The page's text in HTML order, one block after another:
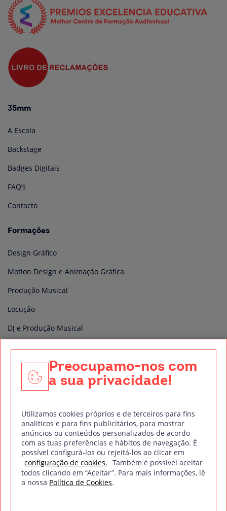
35mm
A Escola
Backstage
Badges Digitais
FAQ’s
Contacto
Formações
Design Gráfico
Motion Design e Animação Gráfica
Produção Musical
Locução
DJ e Produção Musical
Produção Audiovisual
Técnico de Som
Fotografia Digital
Sonorização de Espetáculos e Eventos
Pós-produção de Áudio e Som ao Vivo
Política de privacidade Política de cookies
Preocupamo-nos com
a sua privacidade!
Utilizamos cookies próprios e de terceiros para fins
analíticos e para fins publicitários, para mostrar
anúncios ou conteúdos personalizados de acordo
com as tuas preferências e hábitos de navegação. É
possível configurá-los ou rejeitá-los ao clicar em
configuração de cookies. Também é possível aceitar
todos clicando em “Aceitar”. Para mais informações, lê
a nossa Política de Cookies.